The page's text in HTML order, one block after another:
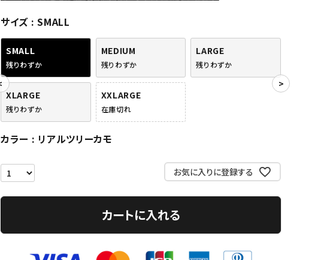
サイズ
SMALL
SMALL
残りわずか
MEDIUM
残りわずか
LARGE
残りわずか
XLARGE
残りわずか
XXLARGE
在庫切れ
カラー リアルツリーカモ
お気に入りに登録する
カートに入れる